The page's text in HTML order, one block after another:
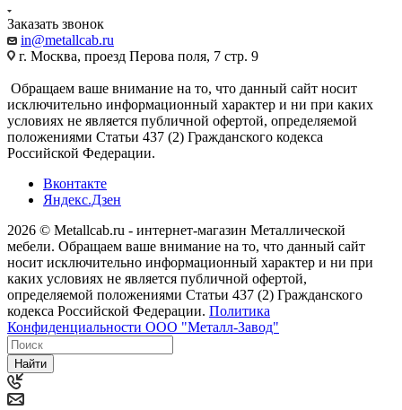
Заказать звонок
in@metallcab.ru
г. Москва, проезд Перова поля, 7 стр. 9
Обращаем ваше внимание на то, что данный сайт носит
исключительно информационный характер и ни при каких
условиях не является публичной офертой, определяемой
положениями Статьи 437 (2) Гражданского кодекса
Российской Федерации.
Вконтакте
Яндекс.Дзен
2026 © Metallcab.ru - интернет-магазин Металлической
мебели. Обращаем ваше внимание на то, что данный сайт
носит исключительно информационный характер и ни при
каких условиях не является публичной офертой,
определяемой положениями Статьи 437 (2) Гражданского
кодекса Российской Федерации. Политика
Конфиденциальности ООО "Металл-Завод"
Найти